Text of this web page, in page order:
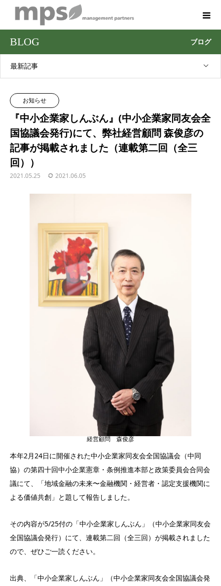
BLOG ブログ
最新記事
お知らせ
『中小企業家しんぶん』(中小企業家同友会全
国協議会発行)にて、弊社経営顧問 森俊彦の
記事が掲載されました（連載第二回（全三
回））
2021.05.25 2021.06.05
経営顧問 森俊彦
本年2月24日に開催された中小企業家同友会全国協議会（中同
協）の第四十回中小企業憲章・条例推進本部と政策委員会合同会
議にて、「地域金融の未来〜金融機関・経営者・認定支援機関に
よる価値共創」と題して報告しました。
その内容が5/25付の「中小企業家しんぶん」（中小企業家同友会
全国協議会発行）にて、連載第二回（全三回）が掲載されました
ので、ぜひご一読ください。
出典、「中小企業家しんぶん」（中小企業家同友会全国協議会発